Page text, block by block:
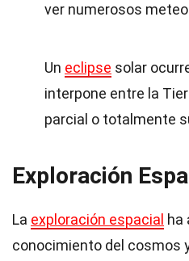
ver numerosos
Un eclipse solar
interpone entre la
parcial o totalmente
Exploración
La exploración espacial ha
conocimiento del cosmos